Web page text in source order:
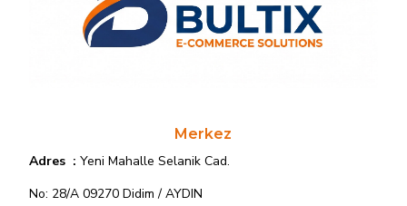
Merkez
Adres : Yeni Mahalle Selanik Cad.
No: 28/A 09270 Didim / AYDIN